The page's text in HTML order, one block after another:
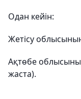
Одан кейін:
Жетісу
Ақтөбе
жаста).